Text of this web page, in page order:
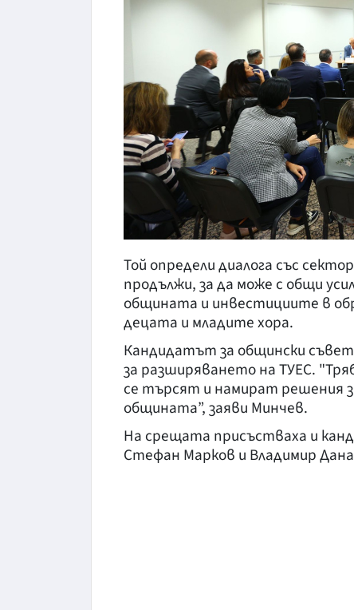
Той определи диалога със
продължи, за да може с общи
общината и инвестициите в
децата и младите хора.
Кандидатът за общински
за разширяването на ТУЕС.
се търсят и намират решения
общината”, заяви Минчев.
На срещата присъстваха и
Стефан Марков и Владимир